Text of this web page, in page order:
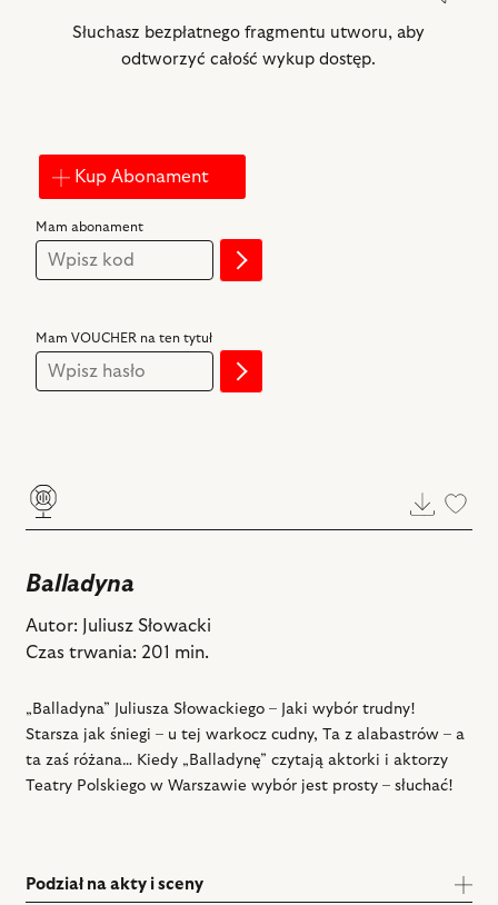
Słuchasz bezpłatnego fragmentu utworu, aby
odtworzyć całość wykup dostęp.
Kup Abonament
Mam abonament
Mam VOUCHER na ten tytuł
Balladyna
Autor: Juliusz Słowacki
Czas trwania: 201 min.
„Balladyna” Juliusza Słowackiego – Jaki wybór trudny!
Starsza jak śniegi – u tej warkocz cudny, Ta z alabastrów – a
ta zaś różana… Kiedy „Balladynę” czytają aktorki i aktorzy
Teatry Polskiego w Warszawie wybór jest prosty – słuchać!
Podział na akty i sceny